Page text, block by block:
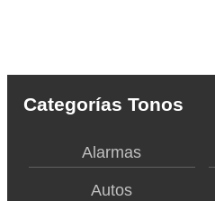
Categorías Tonos
Alarmas
Autos